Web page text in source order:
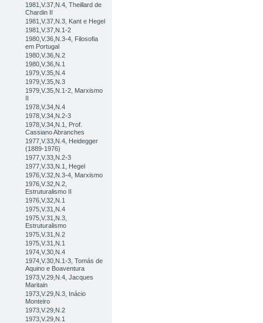
1981,V.37,N.4, Theillard de
Chardin II
1981,V.37,N.3, Kant e Hegel
1981,V.37,N.1-2
1980,V.36,N.3-4, Filosofia
em Portugal
1980,V.36,N.2
1980,V.36,N.1
1979,V.35,N.4
1979,V.35,N.3
1979,V.35,N.1-2, Marxismo
II
1978,V.34,N.4
1978,V.34,N.2-3
1978,V.34,N.1, Prof.
Cassiano Abranches
1977,V.33,N.4, Heidegger
(1889-1976)
1977,V.33,N.2-3
1977,V.33,N.1, Hegel
1976,V.32,N.3-4, Marxismo
1976,V.32,N.2,
Estruturalismo II
1976,V.32,N.1
1975,V.31,N.4
1975,V.31,N.3,
Estruturalismo
1975,V.31,N.2
1975,V.31,N.1
1974,V.30,N.4
1974,V.30,N.1-3, Tomás de
Aquino e Boaventura
1973,V.29,N.4, Jacques
Maritain
1973,V.29,N.3, Inácio
Monteiro
1973,V.29,N.2
1973,V.29,N.1